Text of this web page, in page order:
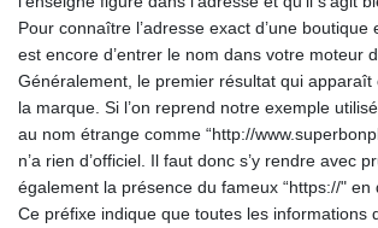
Pour connaître l’adresse exact d’une boutique
est encore d’entrer le nom dans votre moteur
Généralement, le premier résultat qui apparaît
la marque. Si l’on reprend notre exemple
au nom étrange comme “http://
n’a rien d’officiel. Il faut donc s’y rendre avec
également la présence du fameux “https://" en
Ce préfixe indique que toutes les informations